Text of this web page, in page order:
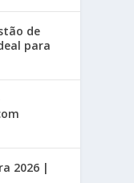
de
para
2026 |